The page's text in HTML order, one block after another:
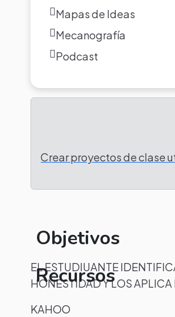
Mapas de Ideas
Mecanografía
Podcast
Crear proyectos de clase
Objetivos
EL ESTUDIUANTE
HONESTIDAD Y LOS
Recursos
KAHOO